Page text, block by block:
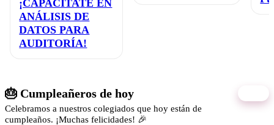
¡CAPACÍTATE EN
ANÁLISIS DE
DATOS PARA
AUDITORÍA!
🎂 Cumpleañeros de hoy
Celebramos a nuestros colegiados que hoy están de
cumpleaños. ¡Muchas felicidades! 🎉